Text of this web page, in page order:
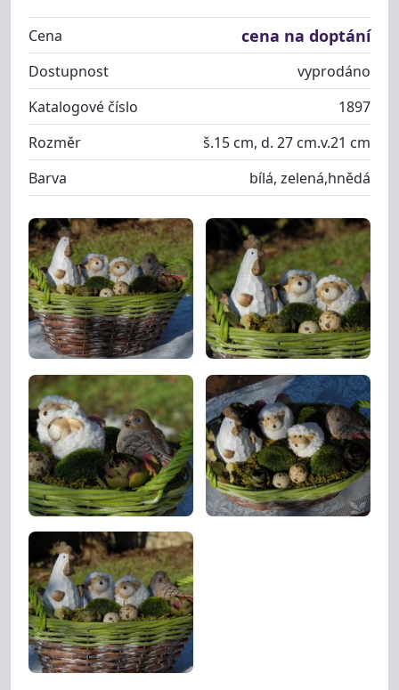
Cena cena na doptání
Dostupnost
vyprodáno
Katalogové číslo
1897
Rozměr
š.15 cm, d. 27 cm.v.21 cm
Barva
bílá, zelená,hnědá